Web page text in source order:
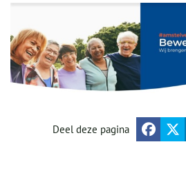
Deel deze pagina